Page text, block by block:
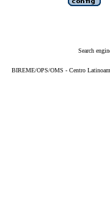
Search
BIREME/OPS/OMS - Centro